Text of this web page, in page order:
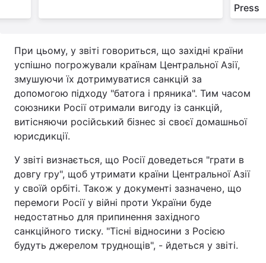
Press
При цьому, у звіті говориться, що західні країни
успішно погрожували країнам Центральної Азії,
змушуючи їх дотримуватися санкцій за
допомогою підходу "батога і пряника". Тим часом
союзники Росії отримали вигоду із санкцій,
витісняючи російський бізнес зі своєї домашньої
юрисдикції.
У звіті визнається, що Росії доведеться "грати в
довгу гру", щоб утримати країни Центральної Азії
у своїй орбіті. Також у документі зазначено, що
перемоги Росії у війні проти України буде
недостатньо для припинення західного
санкційного тиску. "Тісні відносини з Росією
будуть джерелом труднощів", - йдеться у звіті.